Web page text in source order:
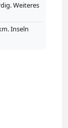
Weiteres
Inseln